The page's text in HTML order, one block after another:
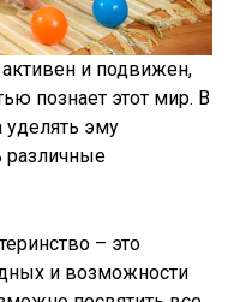
и подвижен,
познает этот мир. В
эму
различные
– это
и возможности